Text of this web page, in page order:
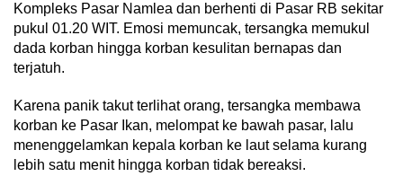
Kompleks Pasar Namlea dan berhenti di Pasar RB sekitar
pukul 01.20 WIT. Emosi memuncak, tersangka memukul
dada korban hingga korban kesulitan bernapas dan
terjatuh.
Karena panik takut terlihat orang, tersangka membawa
korban ke Pasar Ikan, melompat ke bawah pasar, lalu
menenggelamkan kepala korban ke laut selama kurang
lebih satu menit hingga korban tidak bereaksi.